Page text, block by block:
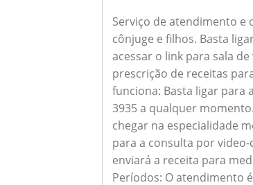
Serviço de atendimento e
cônjuge e filhos. Basta
acessar o link para sala
prescrição de receitas
funciona: Basta ligar para
3935 a qualquer
chegar na especialidade
para a consulta por
enviará a receita para
Períodos: O atendimento